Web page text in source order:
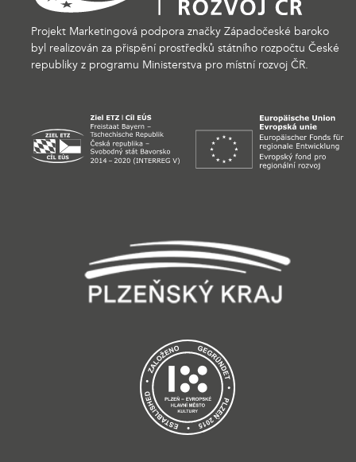
Projekt Marketingová podpora značky Západočeské baroko
byl realizován za přispění prostředků státního rozpočtu České
republiky z programu Ministerstva pro místní rozvoj ČR.